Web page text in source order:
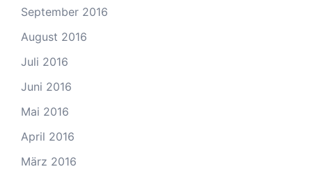
September 2016
August 2016
Juli 2016
Juni 2016
Mai 2016
April 2016
März 2016